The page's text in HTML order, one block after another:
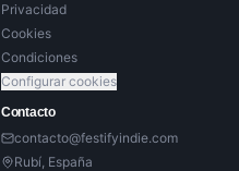
Privacidad
Cookies
Condiciones
Configurar cookies
Contacto
contacto@festifyindie.com
Rubí, España